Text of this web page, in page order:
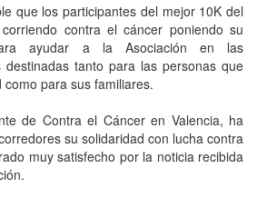
que los participantes del mejor 10K del
contra el cáncer poniendo su
ayudar a la Asociación en las
destinadas tanto para las personas que
para sus familiares.
de Contra el Cáncer en Valencia, ha
su solidaridad con lucha contra
muy satisfecho por la noticia recibida